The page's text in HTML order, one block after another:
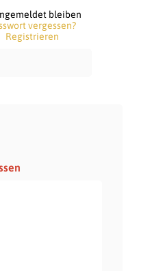
bleiben
vergessen?
Registrieren